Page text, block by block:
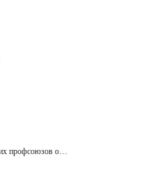
Депутаты ПОС поддержали заявление псковских профсоюзов о прекращении роста цен на хлеб